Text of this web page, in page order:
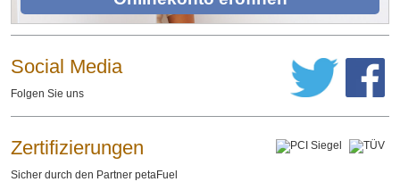
Social Media
Folgen Sie uns
Zertifizierungen
Sicher durch den Partner petaFuel